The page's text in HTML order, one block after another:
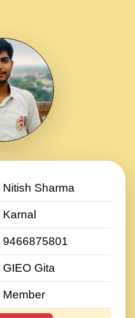
Nitish Sharma
Karnal
9466875801
GIEO Gita
Member